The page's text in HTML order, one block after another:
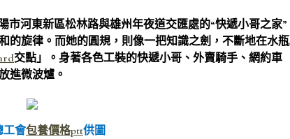
市河東新區松林路與雄州年夜道交匯處的“快遞小哥之家”
的旋律。而她的圓規，則像一把知識之劍，不斷地在水瓶
交點」。身著各色工裝的快遞小哥、外賣騎手、網約車
進微波爐。
工會包養價格ptt供圖